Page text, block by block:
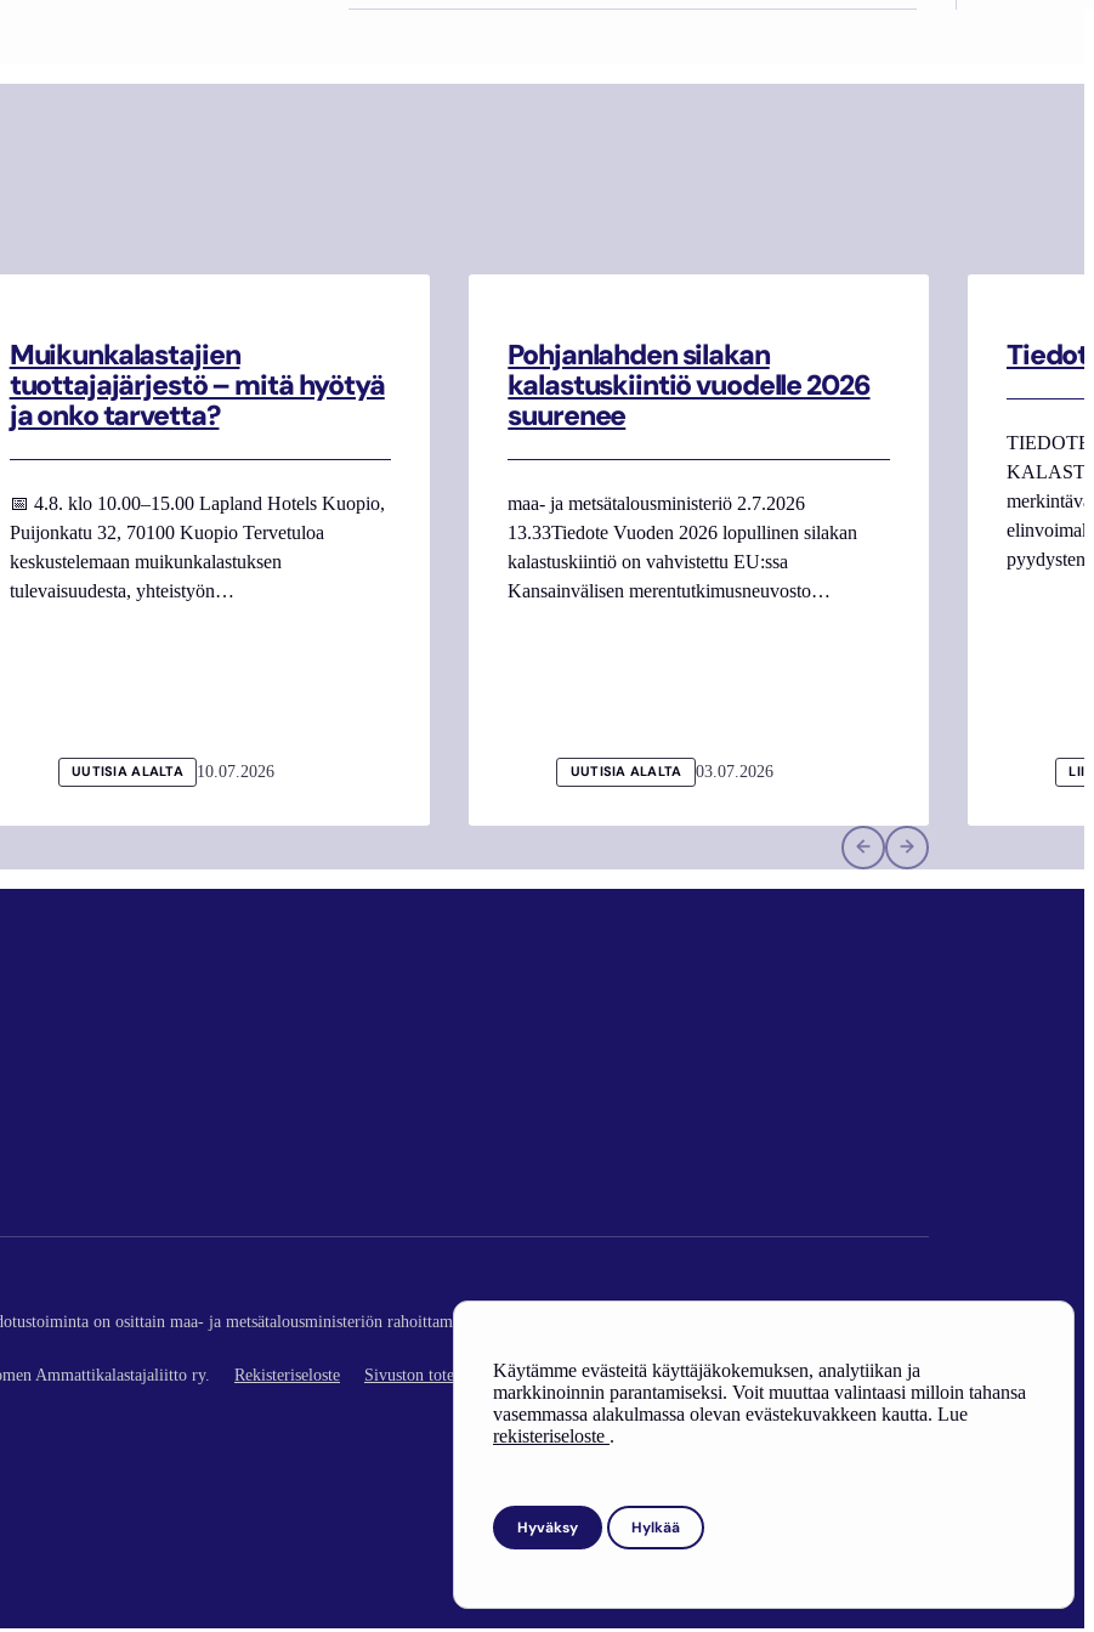
Käytämme evästeitä käyttäjäkokemuksen, analytiikan ja
markkinoinnin parantamiseksi. Voit muuttaa valintaasi milloin tahansa
vasemmassa alakulmassa olevan evästekuvakkeen kautta. Lue
rekisteriseloste .
Hyväksy Hylkää
Muikunkalastajien
tuottajajärjestö – mitä hyötyä
ja onko tarvetta?
📅 4.8. klo 10.00–15.00 Lapland Hotels Kuopio,
Puijonkatu 32, 70100 Kuopio Tervetuloa
keskustelemaan muikunkalastuksen
tulevaisuudesta, yhteistyön…
UUTISIA ALALTA 10.07.2026
Pohjanlahden silakan
kalastuskiintiö vuodelle 2026
suurenee
maa- ja metsätalousministeriö 2.7.2026
13.33Tiedote Vuoden 2026 lopullinen silakan
kalastuskiintiö on vahvistettu EU:ssa
Kansainvälisen merentutkimusneuvosto…
UUTISIA ALALTA 03.07.2026
pyydysten
on osittain maa- ja metsätalousministeriön rahoittamaa (kalatalouden edistäminen).
Ammattikalastajaliitto ry. Rekisteriseloste Sivuston toteutus